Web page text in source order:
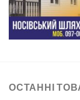
ОСТАННІ